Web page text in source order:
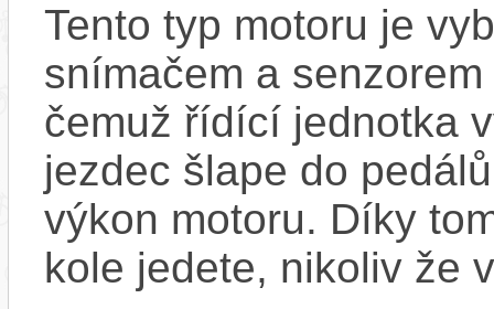
Tento typ motoru je
snímačem a
čemuž řídící jednotka
jezdec šlape do
výkon motoru. Díky
kole jedete, nikoliv že